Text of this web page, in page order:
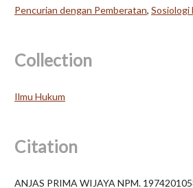
Pencurian dengan Pemberatan, Sosiologi
Collection
Ilmu Hukum
Citation
ANJAS PRIMA WIJAYA NPM.